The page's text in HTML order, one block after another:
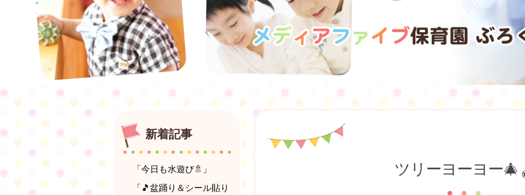
ツリーヨーヨー
新着記事
「今日も水遊び🚿」
「🎵盆踊り＆シール貼り